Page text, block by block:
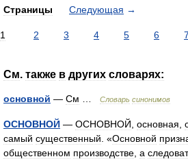
Страницы Следующая →
1 2 3 4 5 6 7
См. также в других словарях:
основной — См Словарь синонимов
ОСНОВНОЙ — ОСНОВНОЙ основная
самый существенный . «Основной
общественном производстве а